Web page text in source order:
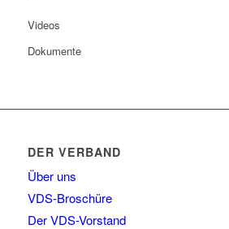
Videos
Dokumente
DER VERBAND
Über uns
VDS-Broschüre
Der VDS-Vorstand